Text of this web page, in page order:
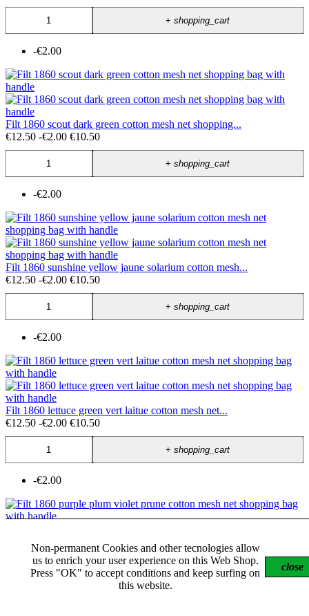
Non-permanent Cookies and other tecnologies allow
us to enrich your user experience on this Web Shop.
Press "OK" to accept conditions and keep surfing on
this website.
close
+shopping_cart
-€2.00
Filt 1860 scout dark green cotton mesh net shopping...
€12.50 -€2.00 €10.50
+shopping_cart
-€2.00
Filt 1860 sunshine yellow jaune solarium cotton mesh...
€12.50 -€2.00 €10.50
+shopping_cart
-€2.00
Filt 1860 lettuce green vert laitue cotton mesh net...
€12.50 -€2.00 €10.50
+shopping_cart
-€2.00
Filt 1860 purple plum violet prune cotton mesh net...
€12.50 -€2.00 €10.50
+